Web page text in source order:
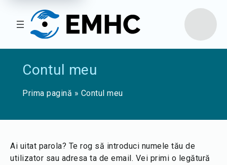
Contul meu
Prima pagină » Contul meu
Ai uitat parola? Te rog să introduci numele tău de
utilizator sau adresa ta de email. Vei primi o legătură